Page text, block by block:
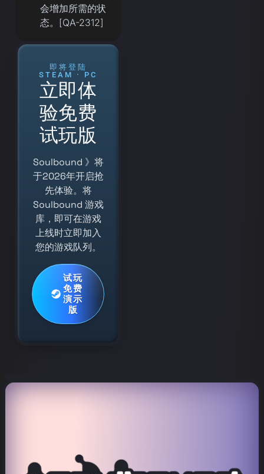
会增加所需的状
态。[QA-2312]
即将登陆
STEAM · PC
立即体
验免费
试玩版
Soulbound 》将
于2026年开启抢
先体验。将
Soulbound 游戏
库，即可在游戏
上线时立即加入
您的游戏队列。
试玩
免费
演示
版